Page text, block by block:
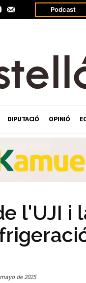
Podcast
DIPUTACIÓ OPINIÓ
l'UJI i
de 2025